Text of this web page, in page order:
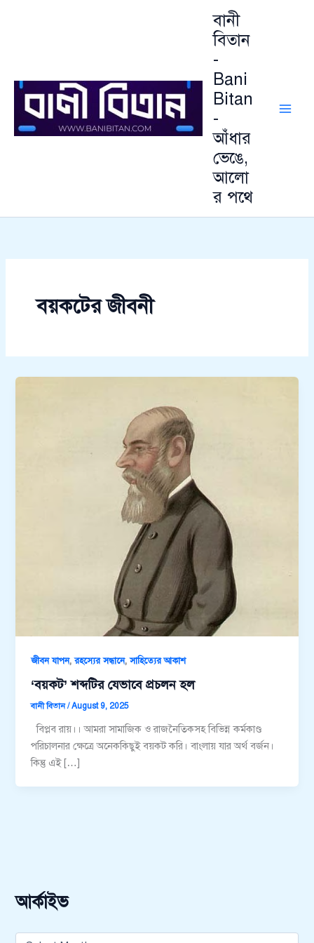
বানী
বিতান
-
Bani
Bitan
-
আঁধার
ভেঙে,
আলো
র পথে
বয়কটের জীবনী
জীবন যাপন,রহস্যের সন্ধানে,সাহিত্যের আকাশ
‘বয়কট’ শব্দটির যেভাবে প্রচলন হল
বানী বিতান/August 9, 2025
বিপ্লব রায়।। আমরা সামাজিক ও রাজনৈতিকসহ বিভিন্ন কর্মকাণ্ড
পরিচালনার ক্ষেত্রে অনেককিছুই বয়কট করি। বাংলায় যার অর্থ বর্জন।
কিন্তু এই […]
আর্কাইভ